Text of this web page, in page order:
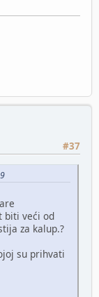
#37
biti veći od
za kalup.?
su prihvati